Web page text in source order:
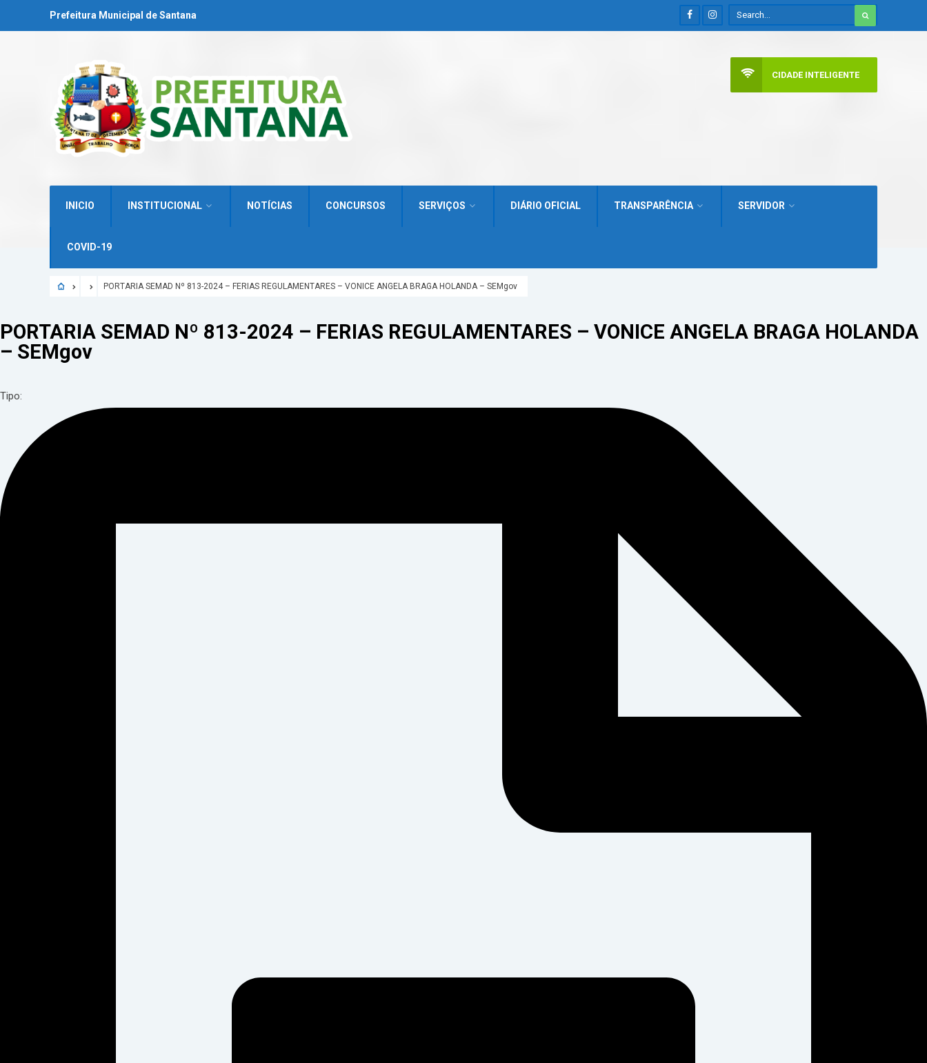
Prefeitura Municipal de Santana
INICIO INSTITUCIONAL NOTÍCIAS CONCURSOS SERVIÇOS DIÁRIO OFICIAL TRANSPARÊNCIA SERVIDOR
COVID-19
CIDADE INTELIGENTE
PORTARIA SEMAD Nº 813-2024 – FERIAS REGULAMENTARES – VONICE ANGELA BRAGA HOLANDA – SEMgov
PORTARIA SEMAD Nº 813-2024 – FERIAS REGULAMENTARES – VONICE ANGELA BRAGA HOLANDA
– SEMgov
Tipo: